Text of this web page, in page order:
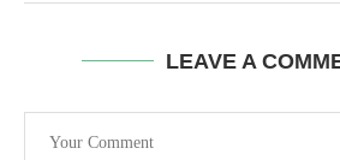
LEAVE A